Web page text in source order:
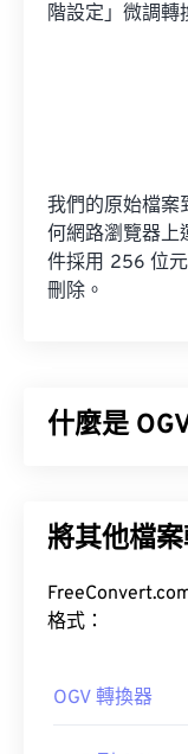
階設定」微調轉
我們的原始檔案
何網路瀏覽器上
件採用 256 位
刪除。
什麼是
碼器家族的一
分複用 (TDM)音
料。
將其他檔
FreeConvert.com
格式：
OGV 轉換器